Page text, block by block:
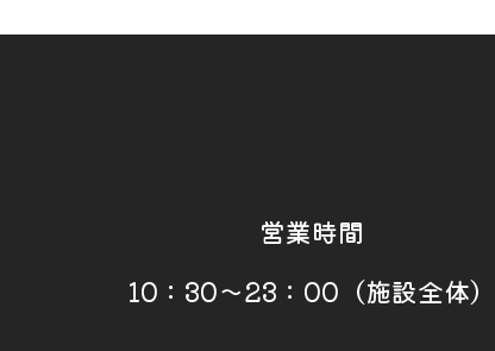
営業時間
10：30～23：00（施設全体）